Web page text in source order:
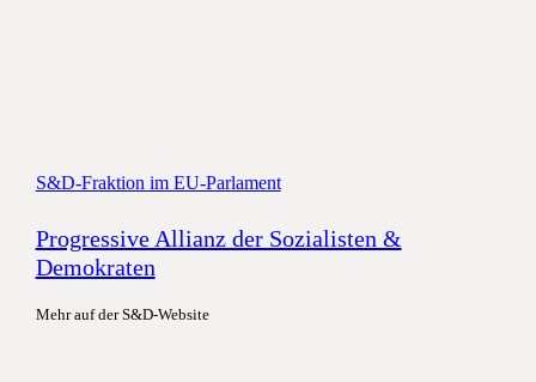
S&D-Fraktion im EU-Parlament
Progressive Allianz der Sozialisten &
Demokraten
Mehr auf der S&D-Website